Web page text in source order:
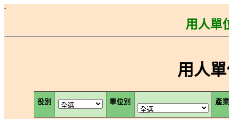
用人單
用人
役別 單位別 產